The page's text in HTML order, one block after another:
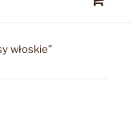
włoskie”